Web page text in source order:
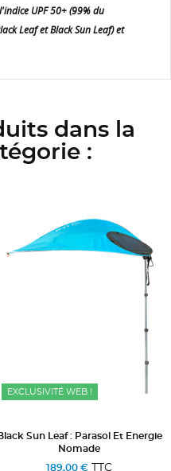
UPF 50+ (99% du
Leaf et Black Sun Leaf) et
dans la
:
EXCLUSIVITÉ WEB !
Sun Leaf : Parasol Et Energie
Nomade
189,00 €
TTC